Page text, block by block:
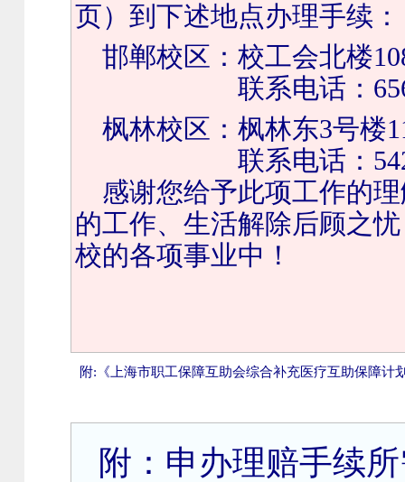
页）到下述地点办理手续：
邯郸校区：校工会北楼
联系电话：
枫林校区：枫林东3号楼
联系电话：
感谢您给予此项工作的
的工作、生活解除后顾之
校的各项事业中！
附: 《上海市职工保障互助会综合补充医疗互助保障计
附：申办理赔手续